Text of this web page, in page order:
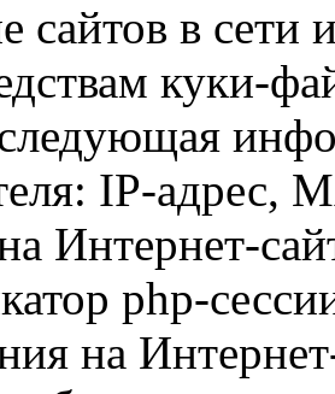
сайтов в сети
куки-
IP-адрес,
Интернет-
php-
на